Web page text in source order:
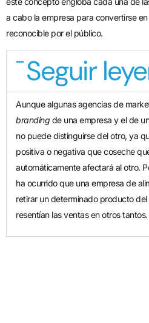
a cabo la empresa para convertirse
reconocible por el público.
Seguir
Aunque algunas agencias de
branding de una empresa y el de
no puede distinguirse del otro, ya
positiva o negativa que coseche
automáticamente afectará al otro.
ha ocurrido que una empresa de
retirar un determinado producto
resentían las ventas en otros tantos.